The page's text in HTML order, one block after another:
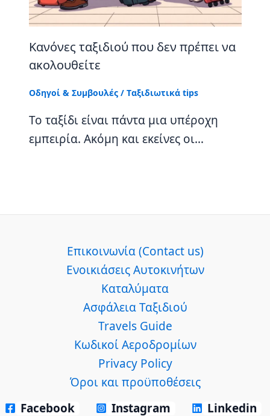
Κανόνες ταξιδιού που δεν πρέπει να
ακολουθείτε
Οδηγοί & Συμβουλές/ Tαξιδιωτικά tips
Το ταξίδι είναι πάντα μια υπέροχη
εμπειρία. Ακόμη και εκείνες οι…
Επικοινωνία (Contact us)
Ενοικιάσεις Αυτοκινήτων
Καταλύματα
Ασφάλεια Ταξιδιού
Travels Guide
Κωδικοί Αεροδρομίων
Privacy Policy
Όροι και προϋποθέσεις
Facebook
Instagram Linkedin